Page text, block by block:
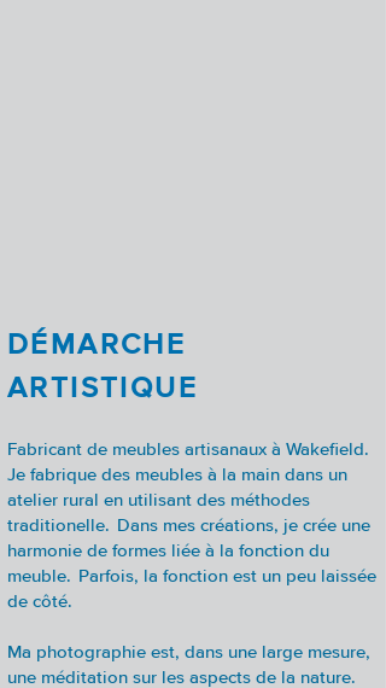
DÉMARCHE
ARTISTIQUE
Fabricant de meubles artisanaux à Wakefield.
Je fabrique des meubles à la main dans un
atelier rural en utilisant des méthodes
traditionelle. Dans mes créations, je crée une
harmonie de formes liée à la fonction du
meuble. Parfois, la fonction est un peu laissée
de côté.
Ma photographie est, dans une large mesure,
une méditation sur les aspects de la nature.